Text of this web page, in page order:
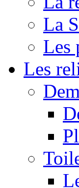
La
Les
Les